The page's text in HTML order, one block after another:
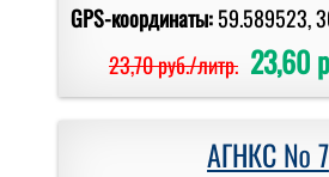
GPS-координаты:59.589523,
23,70 руб./литр. 23,60
АГНКС № 7